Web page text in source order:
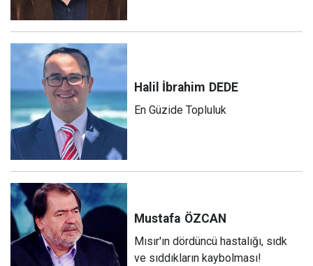
Halil İbrahim DEDE
En Güzide Topluluk
Mustafa ÖZCAN
Mısır'ın dördüncü hastalığı, sıdk
ve sıddıkların kaybolması!